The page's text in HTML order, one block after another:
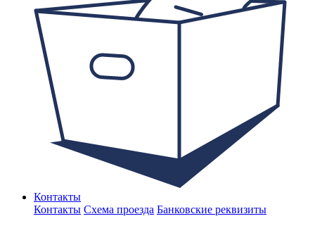
Контакты
Контакты Схема проезда Банковские реквизиты